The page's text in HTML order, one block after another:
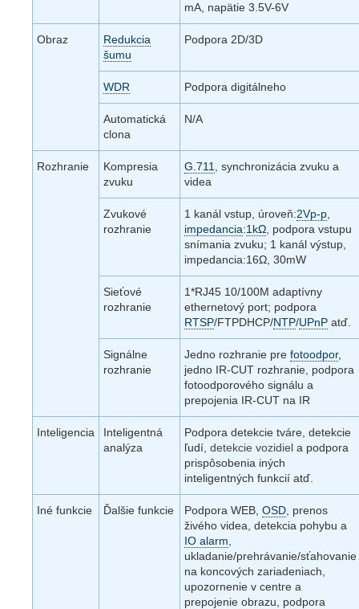
mA, napätie 3.5V-6V
Obraz
Redukcia
šumu
Podpora 2D/3D
WDR Podpora digitálneho
Automatická
clona
N/A
Rozhranie
Kompresia
zvuku
G.711, synchronizácia zvuku a
videa
Zvukové
rozhranie
1 kanál vstup, úroveň:2Vp-p,
impedancia:1kΩ, podpora vstupu
snímania zvuku; 1 kanál výstup,
impedancia:16Ω, 30mW
Sieťové
rozhranie
1*RJ45 10/100M adaptívny
ethernetový port; podpora
RTSP/FTPDHCP/NTP/UPnP atď.
Signálne
rozhranie
Jedno rozhranie pre fotoodpor,
jedno IR-CUT rozhranie, podpora
fotoodporového signálu a
prepojenia IR-CUT na IR
Inteligencia
Inteligentná
analýza
Podpora detekcie tváre, detekcie
ľudí, detekcie vozidiel a podpora
prispôsobenia iných
inteligentných funkcií atď.
Iné funkcie Ďalšie funkcie Podpora WEB, OSD, prenos
živého videa, detekcia pohybu a
IO alarm,
ukladanie/prehrávanie/sťahovanie
na koncových zariadeniach,
upozornenie v centre a
prepojenie obrazu, podpora